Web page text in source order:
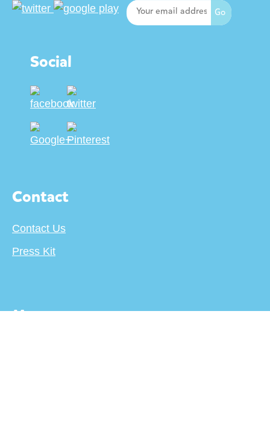
Social
Contact
Contact Us
Press Kit
More